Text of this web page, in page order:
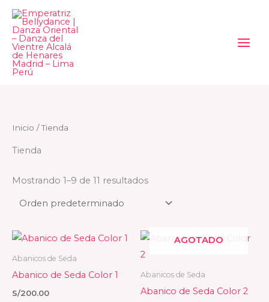
contenido
Inicio / Tienda
Tienda
Mostrando 1–9 de 11 resultados
Abanicos de Seda
Abanico de Seda Color 1
S/200.00
AGOTADO
Abanicos de Seda
Abanico de Seda Color 2